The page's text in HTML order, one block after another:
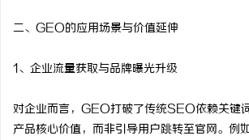
二、GEO的应用场景与价值延伸
1、企业流量获取与品牌曝光升级
对企业而言，GEO打破了传统SEO依赖关键
产品核心价值，而非引导用户跳转至官网。